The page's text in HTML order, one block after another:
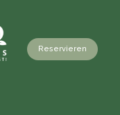
Reservieren